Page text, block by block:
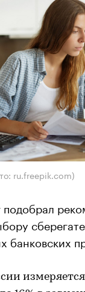
ru.freepik.com)
подобрал
банковских